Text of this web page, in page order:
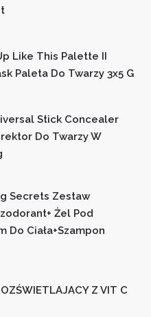
Like This Palette II
Paleta Do Twarzy 3x5 G
Stick Concealer
Do Twarzy W
Secrets Zestaw
Żel Pod
Do Ciała+szampon
Z VIT C